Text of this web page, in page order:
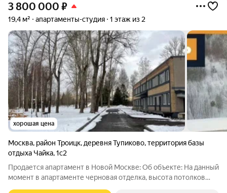
3 800 000 ₽
19,4 м² апартаменты-студия 1 этаж из 2
хорошая цена
Москва, район Троицк, деревня Тупиково,территория базы
отдыха Чайка,1с2
Продается апартамент в Новой Москве: Об объекте: На данный
момент в апартаменте черновая отделка, высота потолков